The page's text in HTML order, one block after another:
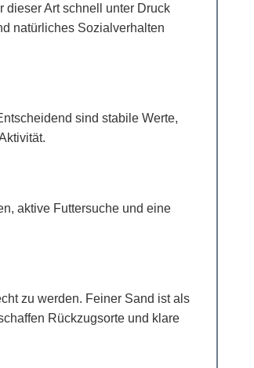
dieser Art schnell unter Druck
natürliches Sozialverhalten
sind stabile Werte,
aktive Futtersuche und eine
zu werden. Feiner Sand ist als
Rückzugsorte und klare